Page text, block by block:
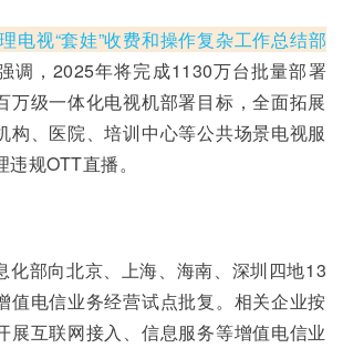
电视“套娃”收费和操作复杂工作总结部
调，2025年将完成1130万台批量部署
万级一体化电视机部署目标，全面拓展
构、医院、培训中心等公共场景电视服
规OTT直播。
化部向北京、上海、海南、深圳四地13
值电信业务经营试点批复。相关企业按
展互联网接入、信息服务等增值电信业